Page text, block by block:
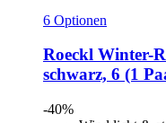
6 Optionen
Roeckl Winter-​
schwarz, 6 (1
-40%